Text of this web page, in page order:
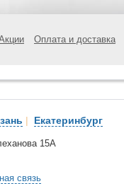
Оплата и доставка
| Екатеринбург
15А
связь